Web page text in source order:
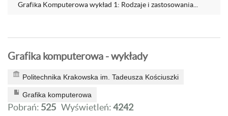
Grafika Komputerowa wykład 1: Rodzaje i zastosowania...
Grafika komputerowa - wykłady
Politechnika Krakowska im. Tadeusza Kościuszki
Grafika komputerowa
Pobrań: 525 Wyświetleń:4242